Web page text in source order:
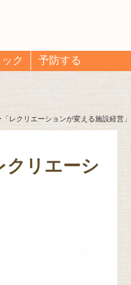
ク 予防する
レクリエーションが変える施設経営」
クリエーシ